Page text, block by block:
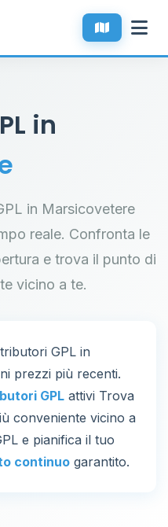
in
in Marsicovetere
reale. Confronta le
e trova il punto di
vicino a te.
GPL in
prezzi più recenti.
GPL attivi Trova
conveniente vicino a
e pianifica il tuo
continuo garantito.